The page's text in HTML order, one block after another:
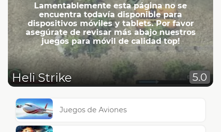
Lamentablemente esta página no se
encuentra todavía disponible para
dispositivos móviles y tablets. Por favor
asegúrate de revisar más abajo nuestros
juegos para móvil de calidad top!
Heli Strike 5.0
Juegos de Aviones